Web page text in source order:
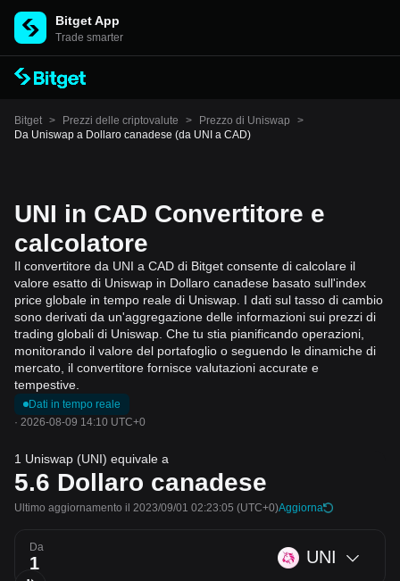
Bitget App
Trade smarter
Bitget > Prezzi delle criptovalute > Prezzo di Uniswap
>
Da Uniswap a Dollaro canadese (da UNI a CAD)
UNI in CAD Convertitore e
calcolatore
Il convertitore da UNI a CAD di Bitget consente di calcolare il
valore esatto di Uniswap in Dollaro canadese basato sull'index
price globale in tempo reale di Uniswap. I dati sul tasso di cambio
sono derivati da un'aggregazione delle informazioni sui prezzi di
trading globali di Uniswap. Che tu stia pianificando operazioni,
monitorando il valore del portafoglio o seguendo le dinamiche di
mercato, il convertitore fornisce valutazioni accurate e
tempestive.
Dati in tempo reale
· 2026-08-09 14:10 UTC+0
1 Uniswap (UNI) equivale a
5.6 Dollaro canadese
Ultimo aggiornamento il 2023/09/01 02:23:05 (UTC+0)Aggiorna
Da UNI